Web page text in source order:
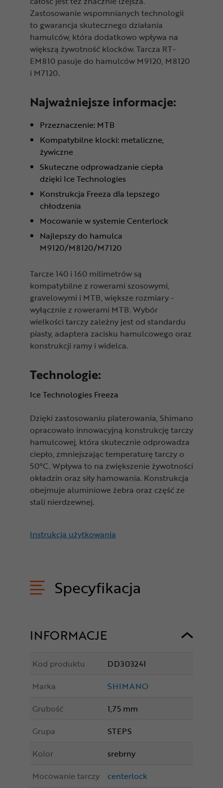
Zastosowanie wspomnianych technologii
to gwarancja skutecznego działania
hamulców, która dodatkowo wpływa na
większą żywotność klocków. Tarcza RT-
EM810 pasuje do hamulców M9120, M8120
i M7120.
Najważniejsze informacje:
Przeznaczenie: MTB
Kompatybilne klocki: metaliczne,
żywiczne
Skuteczne odprowadzanie ciepła
dzięki Ice Technologies
Konstrukcja Freeza dla lepszego
chłodzenia
Mocowanie w systemie Centerlock
Najlepszy do hamulca
M9120/M8120/M7120
Tarcze 140 i 160 milimetrów są
kompatybilne z rowerami szosowymi,
gravelowymi i MTB, większe rozmiary -
wyłącznie z rowerami MTB. Wybór
wielkości tarczy zależny jest od standardu
piasty, adaptera zacisku hamulcowego oraz
konstrukcji ramy i widelca.
Technologie:
Ice Technologies Freeza
Dzięki zastosowaniu platerowania, Shimano
opracowało innowacyjną konstrukcję tarczy
hamulcowej, która skutecznie odprowadza
ciepło, zmniejszając temperaturę tarczy o
50°C. Wpływa to na zwiększenie żywotności
okładzin oraz siły hamowania. Konstrukcja
obejmuje aluminiowe żebra oraz część ze
stali nierdzewnej.
Instrukcja użytkowania
Specyfikacja
INFORMACJE
Kod produktu
DD303241
Marka
SHIMANO
Grubość
1,75 mm
Grupa
STEPS
Kolor
srebrny
Mocowanie tarczy
centerlock